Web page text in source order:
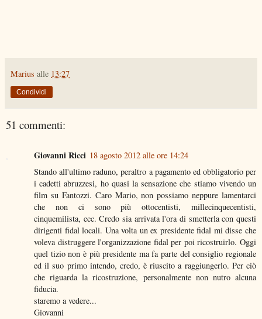
Marius alle 13:27
Condividi
51 commenti:
Giovanni Ricci 18 agosto 2012 alle ore 14:24
Stando all'ultimo raduno, peraltro a pagamento ed obbligatorio per
i cadetti abruzzesi, ho quasi la sensazione che stiamo vivendo un
film su Fantozzi. Caro Mario, non possiamo neppure lamentarci
che non ci sono più ottocentisti, millecinquecentisti,
cinquemilista, ecc. Credo sia arrivata l'ora di smetterla con questi
dirigenti fidal locali. Una volta un ex presidente fidal mi disse che
voleva distruggere l'organizzazione fidal per poi ricostruirlo. Oggi
quel tizio non è più presidente ma fa parte del consiglio regionale
ed il suo primo intendo, credo, è riuscito a raggiungerlo. Per ciò
che riguarda la ricostruzione, personalmente non nutro alcuna
fiducia.
staremo a vedere...
Giovanni